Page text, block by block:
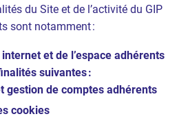
du Site et de l’activité du GIP
sont notamment :
et de l’espace adhérents
suivantes :
gestion de comptes adhérents
cookies